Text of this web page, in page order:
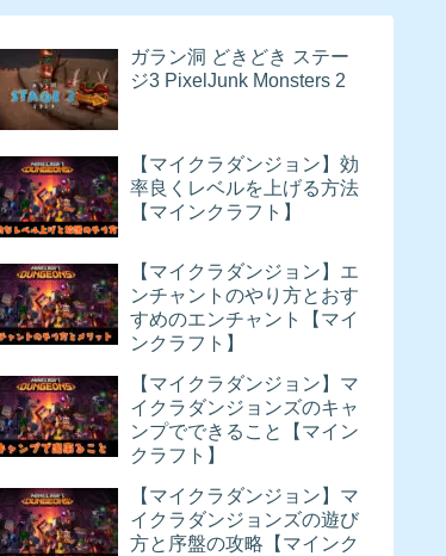
ガラン洞 どきどき ステー
ジ3 PixelJunk Monsters 2
【マイクラダンジョン】効
率良くレベルを上げる方法
【マインクラフト】
【マイクラダンジョン】エ
ンチャントのやり方とおす
すめのエンチャント【マイ
ンクラフト】
【マイクラダンジョン】マ
イクラダンジョンズのキャ
ンプでできること【マイン
クラフト】
【マイクラダンジョン】マ
イクラダンジョンズの遊び
方と序盤の攻略【マインク